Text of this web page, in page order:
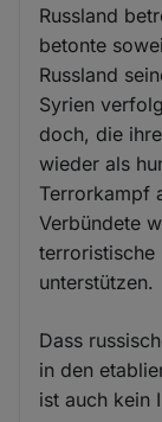
Russland
betonte
Russland
Syrien
doch, die
wieder als
Terrorkampf
Verbündete
terroristische
unterstützen.
Dass
in den
ist auch kein